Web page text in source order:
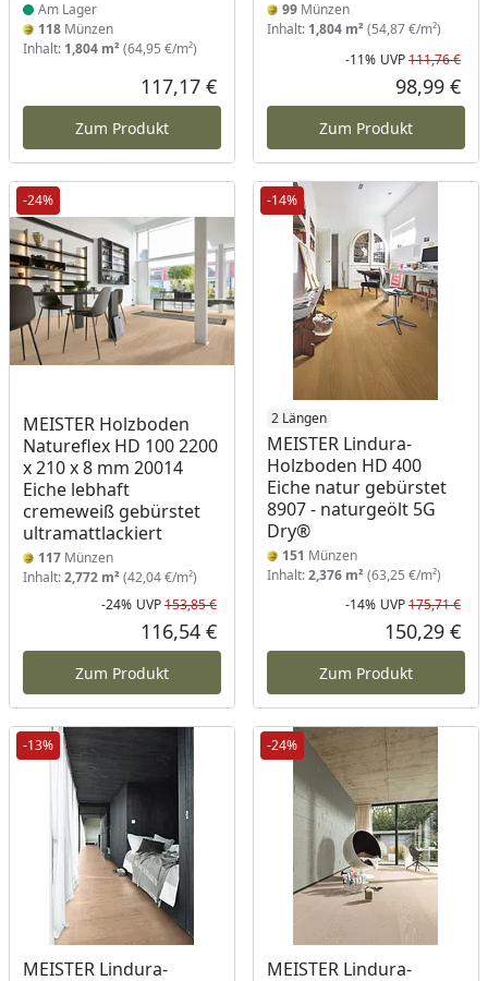
Am Lager
118 Münzen
Inhalt: 1,804 m² (64,95 €/m²)
Aktueller Preis
117,17 €
Zum Produkt
99Münzen
Inhalt: 1,804 m² (54,87 €/m²)
-11% UVP111,76 €
98,99 €
Zum Produkt
-24%
MEISTER Holzboden
Natureflex HD 100 2200
x 210 x 8 mm 20014
Eiche lebhaft
cremeweiß gebürstet
ultramattlackiert
117 Münzen
Inhalt:2,772 m² (42,04 €/m²)
Rabatt in Prozent
-24%
Ursprünglicher Preis
UVP153,85 €
Aktueller Preis
116,54 €
Zum Produkt
-14%
2 Längen
MEISTER Lindura-
Holzboden HD 400
Eiche natur gebürstet
8907 - naturgeölt 5G
Dry®
151 Münzen
Inhalt:2,376 m² (63,25 €/m²)
-14% UVP175,71 €
150,29 €
Zum Produkt
-13%
MEISTER Lindura-
-24%
MEISTER Lindura-
Produkt am Lager